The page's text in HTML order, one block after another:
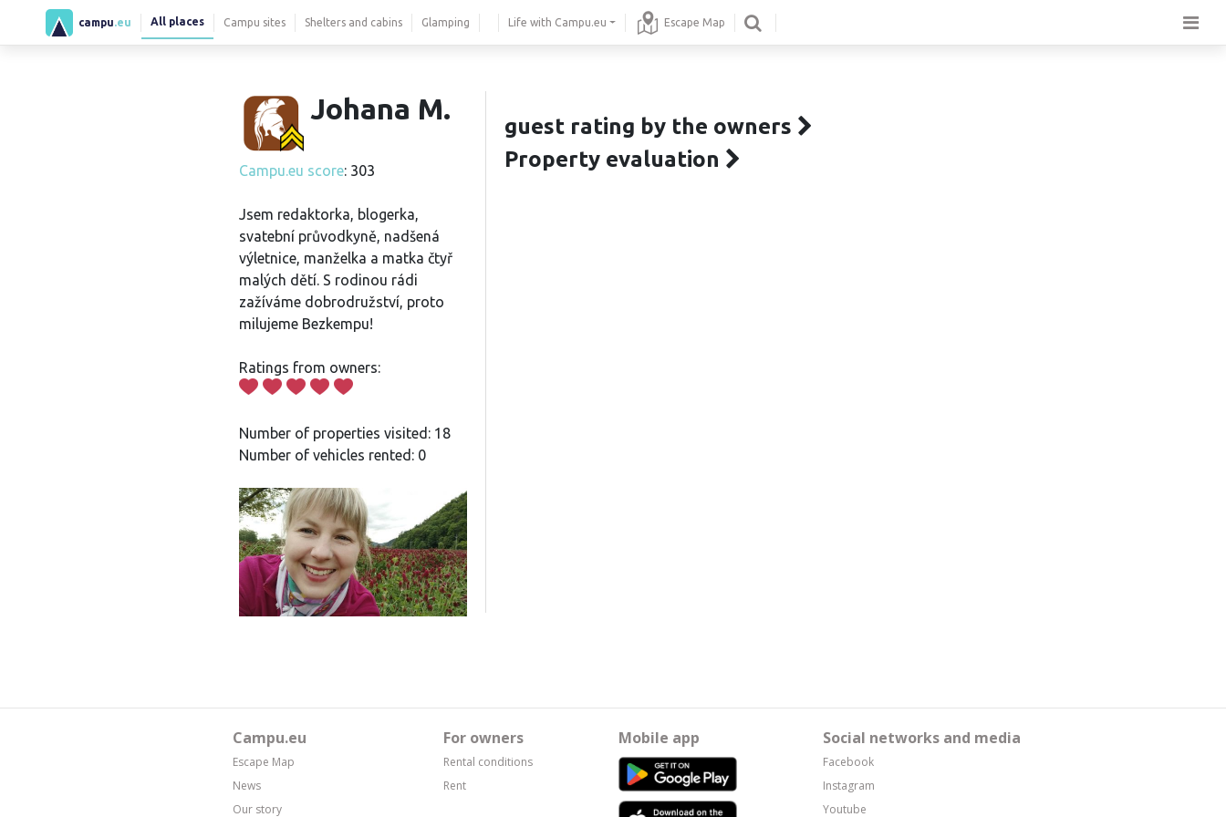
campu .eu All places Campu sites Shelters and cabins Glamping Life with Campu.eu Escape Map
Johana M.
Campu.eu score: 303
Jsem redaktorka, blogerka,
svatební průvodkyně, nadšená
výletnice, manželka a matka čtyř
malých dětí. S rodinou rádi
zažíváme dobrodružství, proto
milujeme Bezkempu!
Ratings from owners:
Number of properties visited: 18
Number of vehicles rented: 0
guest rating by the owners
Property evaluation
Campu.eu
Escape Map
News
Our story
For owners
Rental conditions
Rent
Mobile app Social networks and media
Facebook
Instagram
Youtube